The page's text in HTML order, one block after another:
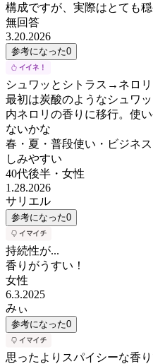
構成ですが、実際はとても穏
無回答
3.20.2026
参考になった0
シュワッとシトラス→ネロリ
最初は炭酸のようなシュワ
内ネロリの香りに移行。使
ないかな
春・夏・普段使い・ビジネ
しみやすい
40代後半 ・ 女性
1.28.2026
サリエル
参考になった0
持続性が...
香りがうすい！
女性
6.3.2025
みぃ
参考になった0
思ったよりスパイシーな香